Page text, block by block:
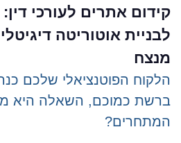
קידום אתרים לעורכי
לבניית אוטוריטה
מנצח
הלקוח הפוטנציאלי שלכם
ברשת כמוכם, השאלה היא מי
המתחרים?